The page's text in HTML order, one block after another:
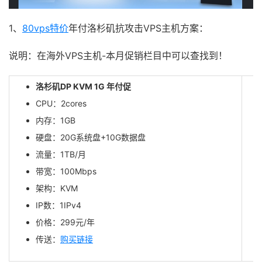
1、 80vps特价年付洛杉矶抗攻击VPS主机方案：
说明：在海外VPS主机-本月促销栏目中可以查找到！
洛杉矶DP KVM 1G 年付促
CPU：2cores
内存：1GB
硬盘：20G系统盘+10G数据盘
流量：1TB/月
带宽：100Mbps
架构：KVM
IP数：1IPv4
价格：299元/年
传送： 购买链接